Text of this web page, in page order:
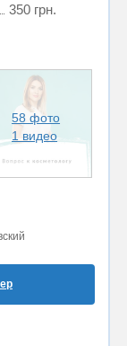
350 грн.
58 фото
1 видео